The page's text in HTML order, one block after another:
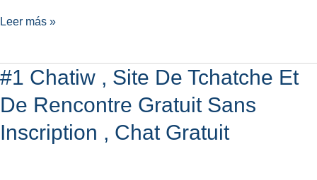
Leer más »
#1 Chatiw , Site De Tchatche Et
De Rencontre Gratuit Sans
Inscription , Chat Gratuit
#1
,
Site